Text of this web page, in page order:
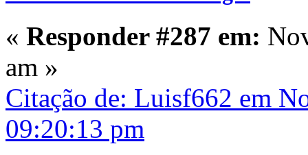
« Responder #287 em:
am »
Citação de: Luisf662 em
09:20:13 pm